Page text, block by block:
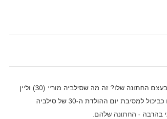
מה הייתם חושבים אם הייתם מגיעים לחגוג יום הולדת לחבר ומגלים שזו בעצם החתונה שלו? זה מה שסילביה מוריי (30) וליין
דואר (37) מאנגליה עשו לחבריהם. הם הזמינו את כל 150 האורחים שלהם כביכול למסיבת יום ההולדת ה-30 של סילביה
בהרבה - החתונה שלהם.